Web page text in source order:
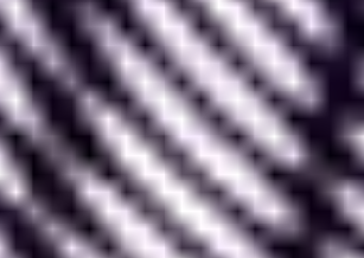
outil de conception et création
internet et applications.Il est
populaire et le plus
différentes raisons que nous